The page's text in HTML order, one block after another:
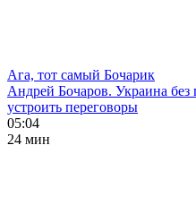
Ага, тот самый Бочарик
Андрей Бочаров. Украина
устроить переговоры
05:04
24 мин